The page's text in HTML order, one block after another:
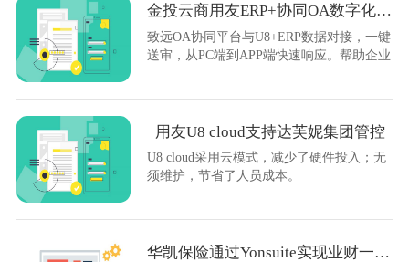
金投云商用友ERP+协同OA数字化升级
致远OA协同平台与U8+ERP数据对接，一键
送审，从PC端到APP端快速响应。帮助企业
用友U8 cloud支持达芙妮集团管控
U8 cloud采用云模式，减少了硬件投入；无
须维护，节省了人员成本。
华凯保险通过Yonsuite实现业财一体化